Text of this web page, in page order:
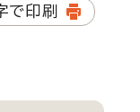
で印刷